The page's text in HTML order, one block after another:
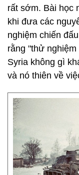
rất sớm. Bài học
khi đưa các
nghiệm chiến
rằng "thử
Syria không gì
và nó thiên về